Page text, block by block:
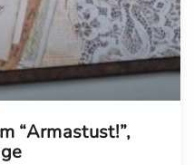
“Armastust!”,